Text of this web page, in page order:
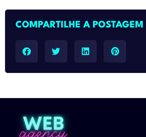
COMPARTILHE A POSTAGEM